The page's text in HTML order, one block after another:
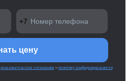
пользовательское соглашениеи политику конфиденциальности